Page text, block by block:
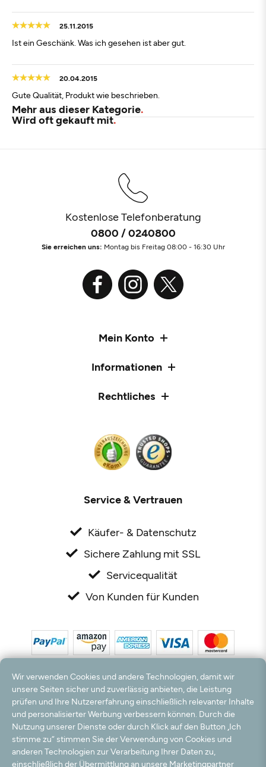
25.11.2015
Ist ein Geschänk. Was ich gesehen ist aber gut.
20.04.2015
Gute Qualität, Produkt wie beschrieben.
Mehr aus dieser Kategorie
Wird oft gekauft mit
Kostenlose Telefonberatung
0800 / 0240800
Sie erreichen uns: Montag bis Freitag 08:00 - 16:30 Uhr
Mein Konto
Informationen
Rechtliches
Service & Vertrauen
Käufer- & Datenschutz
Sichere Zahlung mit SSL
Servicequalität
Von Kunden für Kunden
*Alle Preise inkl. MwSt. und zzgl. Versandkosten. **Kostenloser Versand und Rückversand
nur innerhalb Deutschlands und Österreichs.
Hinweis:
Wir nutzen Ihre E-Mail Adresse für werbliche Zwecke, die jederzeit widerrufen
werden können. Ihre Daten werden nicht an Dritte weitergegeben.
© 2003 - 2026 Rudolf Hossdorf Teppichhandel e.K. / Alle Rechte vorbehalten. powered by
Wir verwenden Cookies und andere Technologien, damit wir
unsere Seiten sicher und zuverlässig anbieten, die Leistung
prüfen und Ihre Nutzererfahrung einschließlich relevanter Inhalte
und personalisierter Werbung verbessern können. Durch die
Nutzung unserer Dienste oder durch Klick auf den Button „Ich
stimme zu“ stimmen Sie der Verwendung von Cookies und
anderen Technologien zur Verarbeitung Ihrer Daten zu,
einschließlich der Übermittlung an unsere Marketingpartner